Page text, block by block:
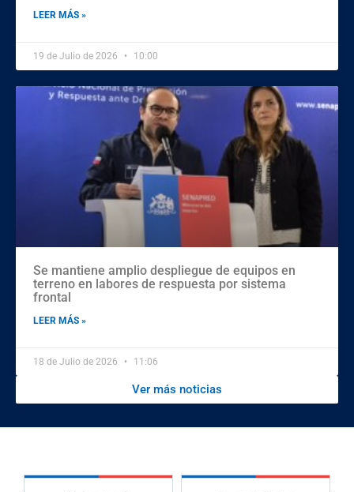
LEER MÁS »
19 de Julio de 2026 10:00
Se mantiene amplio despliegue de equipos en
terreno en labores de respuesta por sistema
frontal
LEER MÁS »
18 de Julio de 2026 11:06
Ver más noticias